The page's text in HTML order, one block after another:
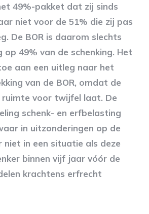
49%-pakket dat zij sinds
niet voor de 51% die zij pas
De BOR is daarom slechts
op 49% van de schenking. Het
aan een uitleg naar het
van de BOR, omdat de
voor twijfel laat. De
schenk- en erfbelasting
in uitzonderingen op de
niet in een situatie als deze
binnen vijf jaar vóór de
krachtens erfrecht